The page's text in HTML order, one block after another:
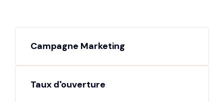
Campagne Marketing
Taux d'ouverture